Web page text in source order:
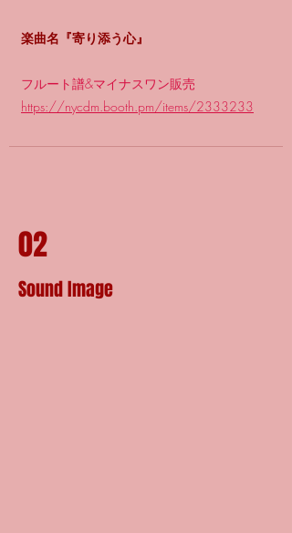
楽曲名『寄り添う心』
フルート譜&マイナスワン販売
https://nycdm.booth.pm/items/2333233
02
Sound Image